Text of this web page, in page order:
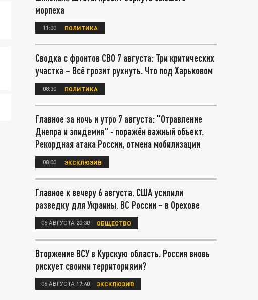
морпеха
11:00 ПОЛИТИКА
Сводка с фронтов СВО 7 августа: Три критических
участка – Всё грозит рухнуть. Что под Харьковом
08:30 ПОЛИТИКА
Главное за ночь и утро 7 августа: "Отравление
Днепра и эпидемия" - поражён важный объект.
Рекордная атака России, отмена мобилизации
08:00 ЭКСКЛЮЗИВ
Главное к вечеру 6 августа. США усилили
разведку для Украины. ВС России – в Орехове
06 АВГУСТА 20:30 ОБЩЕСТВО
Вторжение ВСУ в Курскую область. Россия вновь
рискует своими территориями?
06 АВГУСТА 17:40 ЭКСКЛЮЗИВ